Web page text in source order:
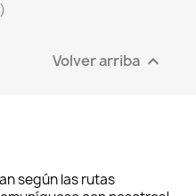
Volver arriba 
según las rutas